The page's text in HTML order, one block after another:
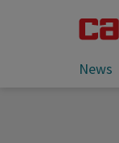
News
Sie lesen: